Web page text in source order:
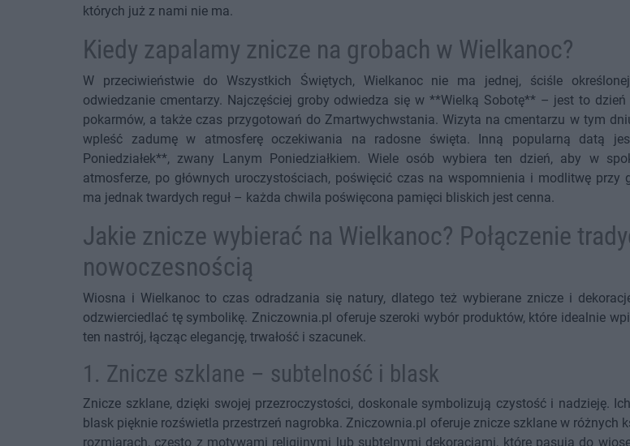
których już z nami nie ma.
Kiedy zapalamy znicze na grobach w Wielkanoc?
W przeciwieństwie do Wszystkich Świętych, Wielkanoc nie ma jednej, ściśle
odwiedzanie cmentarzy. Najczęściej groby odwiedza się w **Wielką Sobotę** – jest to dzień
pokarmów, a także czas przygotowań do Zmartwychwstania. Wizyta na cmentarzu w tym
wpleść zadumę w atmosferę oczekiwania na radosne święta. Inną popularną datą
Poniedziałek**, zwany Lanym Poniedziałkiem. Wiele osób wybiera ten dzień, aby w
atmosferze, po głównych uroczystościach, poświęcić czas na wspomnienia i modlitwę przy
ma jednak twardych reguł – każda chwila poświęcona pamięci bliskich jest cenna.
Jakie znicze wybierać na Wielkanoc? Połączenie
nowoczesnością
Wiosna i Wielkanoc to czas odradzania się natury, dlatego też wybierane znicze i
odzwierciedlać tę symbolikę. Zniczownia.pl oferuje szeroki wybór produktów, które idealnie
ten nastrój, łącząc elegancję, trwałość i szacunek.
1. Znicze szklane – subtelność i blask
Znicze szklane, dzięki swojej przezroczystości, doskonale symbolizują czystość i nadzieję.
blask pięknie rozświetla przestrzeń nagrobka. Zniczownia.pl oferuje znicze szklane w różnych
rozmiarach, często z motywami religijnymi lub subtelnymi dekoracjami, które pasują do